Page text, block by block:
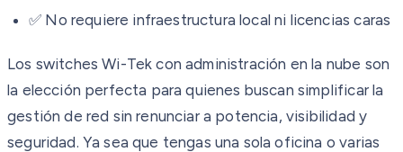
✅ No requiere infraestructura local ni licencias caras
Los switches Wi-Tek con administración en la nube son
la elección perfecta para quienes buscan simplificar la
gestión de red sin renunciar a potencia, visibilidad y
seguridad. Ya sea que tengas una sola oficina o varias